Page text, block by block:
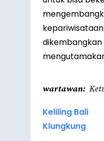
dikembangkan
wartawan
Keliling Bali
Klungkung